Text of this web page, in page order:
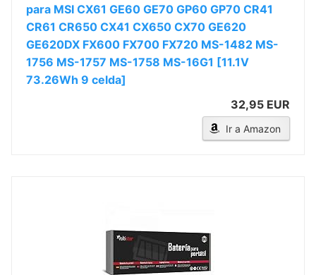
para MSI CX61 GE60 GE70 GP60 GP70 CR41
CR61 CR650 CX41 CX650 CX70 GE620
GE620DX FX600 FX700 FX720 MS-1482 MS-
1756 MS-1757 MS-1758 MS-16G1 [11.1V
73.26Wh 9 celda]
32,95 EUR
Ir a Amazon